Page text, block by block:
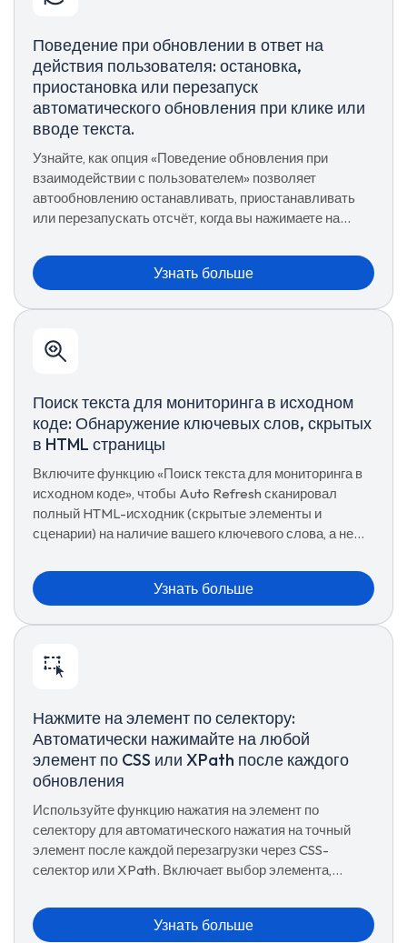
Поведение при обновлении в ответ на
действия пользователя: остановка,
приостановка или перезапуск
автоматического обновления при клике или
вводе текста.
Узнайте, как опция «Поведение обновления при
взаимодействии с пользователем» позволяет
автообновлению останавливать, приостанавливать
или перезапускать отсчёт, когда вы нажимаете на
перезагрузка никогда не прерывала вас.
Узнать больше
Поиск текста для мониторинга в исходном
коде: Обнаружение ключевых слов, скрытых
в HTML страницы
Включите функцию «Поиск текста для мониторинга в
исходном коде», чтобы Auto Refresh сканировал
полный HTML-исходник (скрытые элементы и
сценарии) на наличие вашего ключевого слова, а не
и какие у неё есть компромиссы.
Узнать больше
Нажмите на элемент по селектору:
Автоматически нажимайте на любой
элемент по CSS или XPath после каждого
обновления
Используйте функцию нажатия на элемент по
селектору для автоматического нажатия на точный
элемент после каждой перезагрузки через CSS-
селектор или XPath. Включает выбор элемента,
кнопку тестового нажатия.
Узнать больше